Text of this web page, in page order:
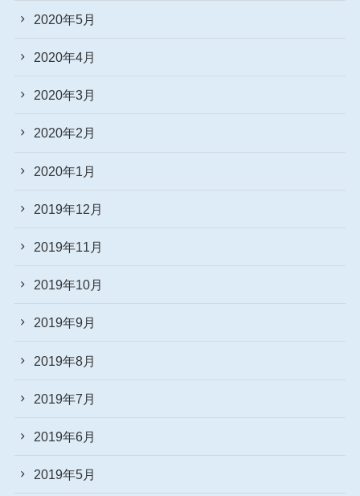
2020年5月
2020年4月
2020年3月
2020年2月
2020年1月
2019年12月
2019年11月
2019年10月
2019年9月
2019年8月
2019年7月
2019年6月
2019年5月